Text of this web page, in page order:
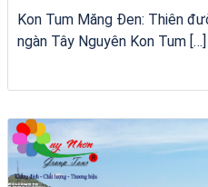
Kon Tum Măng Đen: Thiên
ngàn Tây Nguyên Kon Tum […]
Tour Lào Cai Quy